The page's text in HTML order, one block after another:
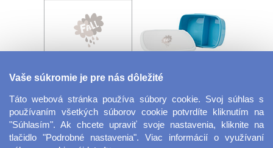
fotografie
Vaše súkromie je pre nás dôležité
Táto webová stránka používa súbory cookie. Svoj súhlas s
používaním všetkých súborov cookie potvrdíte kliknutím na
"Súhlasím". Ak chcete upraviť svoje nastavenia, kliknite na
tlačidlo "Podrobné nastavenia". Viac informácií o využívaní